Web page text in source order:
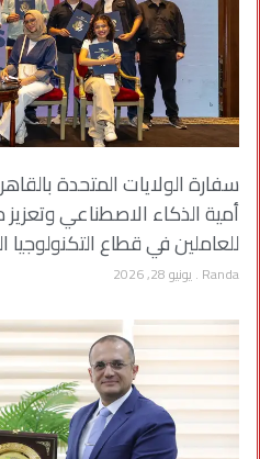
سفارة الولايات المتحدة
أمية الذكاء الاصطناعي وتعزيز
للعاملين في قطاع
Randa يونيو 28, 2026